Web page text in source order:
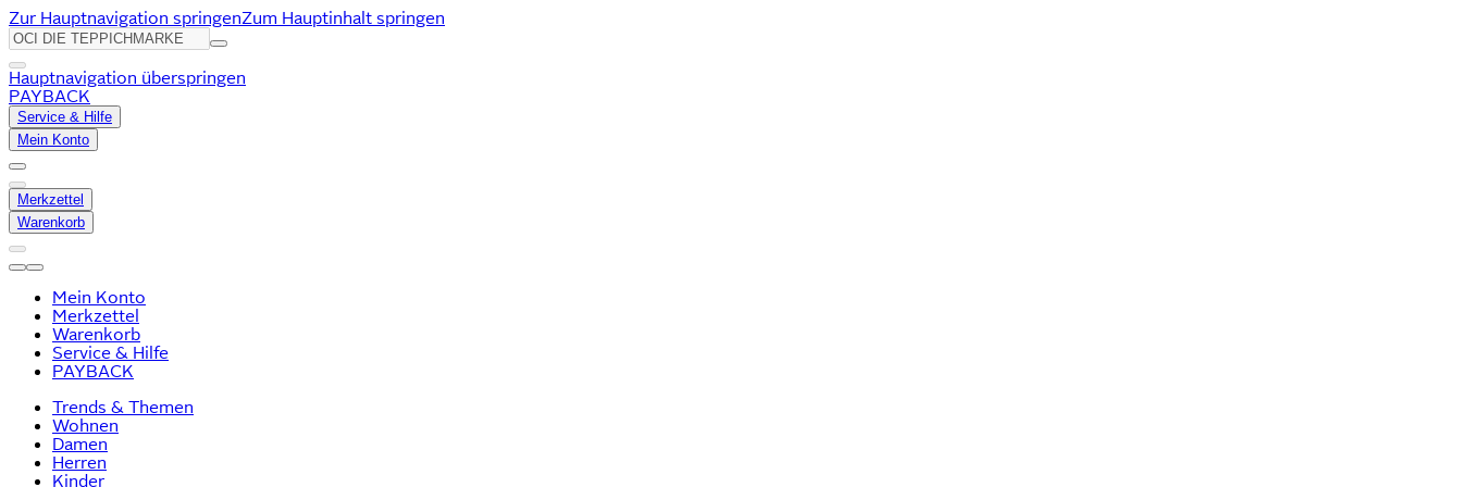
Zur Hauptnavigation springenZum Hauptinhalt springen
Hauptnavigation überspringen
PAYBACK
Service & Hilfe
Mein Konto
Merkzettel
Warenkorb
Mein Konto
Merkzettel
Warenkorb
Service & Hilfe
PAYBACK
Trends & Themen
Wohnen
Damen
Herren
Kinder